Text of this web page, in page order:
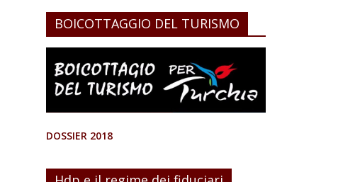
BOICOTTAGGIO DEL TURISMO
DOSSIER 2018